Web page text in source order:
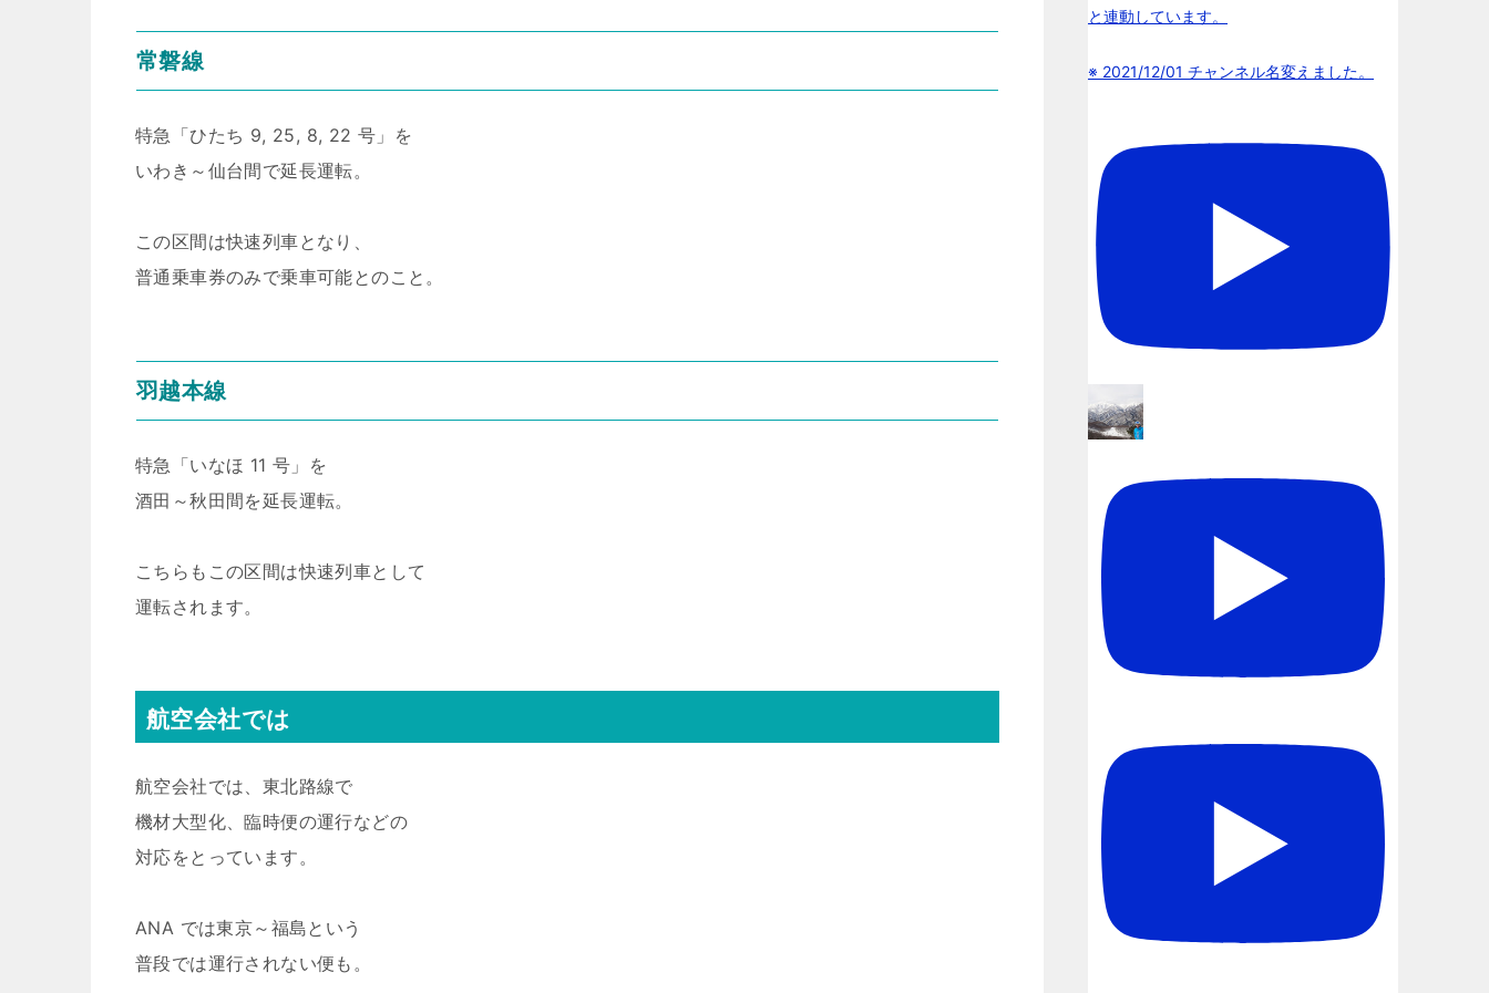
常磐線
特急「ひたち 9, 25, 8, 22 号」を
いわき～仙台間で延長運転。
この区間は快速列車となり、
普通乗車券のみで乗車可能とのこと。
羽越本線
特急「いなほ 11 号」を
酒田～秋田間を延長運転。
こちらもこの区間は快速列車として
運転されます。
航空会社では
航空会社では、東北路線で
機材大型化、臨時便の運行などの
対応をとっています。
ANA では東京～福島という
普段では運行されない便も。
と連動しています。
※ 2021/12/01 チャンネル名変えました。